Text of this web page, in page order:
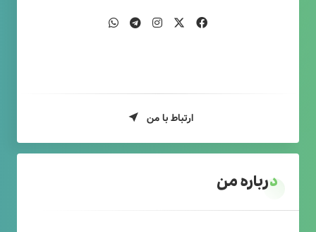
ارتباط با من
درباره من